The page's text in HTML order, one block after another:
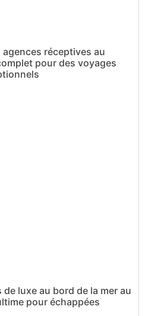
agences réceptives au
pour des voyages
luxe au bord de la mer au
pour échappées